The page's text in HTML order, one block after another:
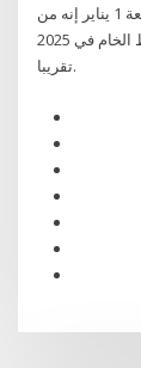
النفط والغاز لدى مؤسسة البترول الوطنية الصينية الجمعة 1 يناير إنه من
المتوقع أن يفوق إنتاج بلاده من الغاز الطبيعي إنتاج النفط الخام في 2025
تقريبا.